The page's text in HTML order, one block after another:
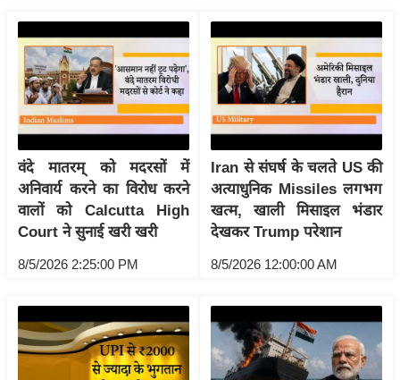
जी
ब्यू
टी
/
फै
श
न
घ
रे
प
र्य
वंदे मातरम् को मदरसों में
अनिवार्य करने का विरोध करने
वालों को Calcutta High
Court ने सुनाई खरी खरी
8/5/2026 2:25:00 PM
Iran से संघर्ष के चलते US की
अत्याधुनिक Missiles लगभग
खत्म, खाली मिसाइल भंडार
देखकर Trump परेशान
8/5/2026 12:00:00 AM